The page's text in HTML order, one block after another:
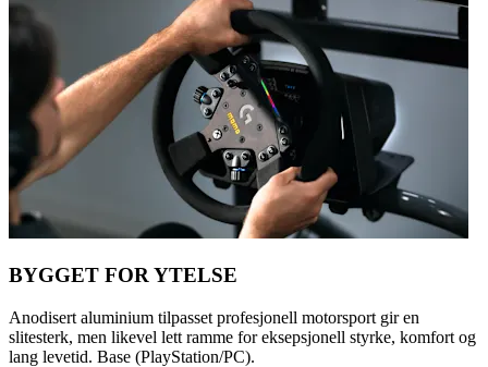
BYGGET FOR YTELSE
Anodisert aluminium tilpasset profesjonell motorsport gir en
slitesterk, men likevel lett ramme for eksepsjonell styrke, komfort og
lang levetid. Base (PlayStation/PC).